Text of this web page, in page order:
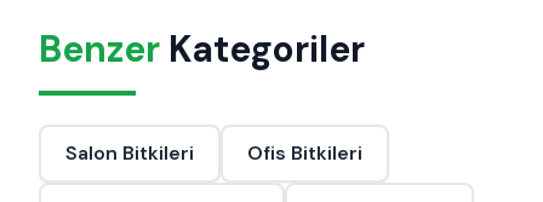
Benzer Kategoriler
Salon Bitkileri Ofis Bitkileri